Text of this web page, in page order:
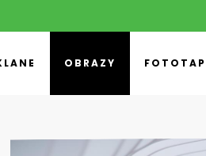
OBRAZY